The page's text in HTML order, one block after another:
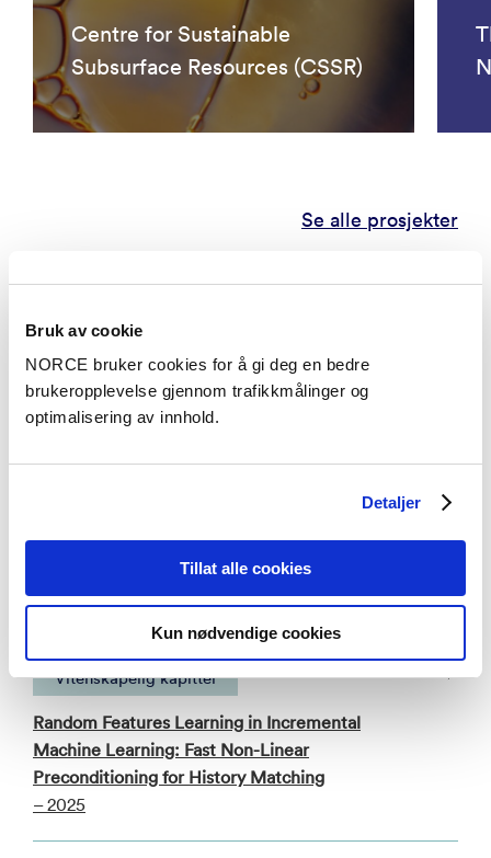
Bruk av cookie
NORCE bruker cookies for å gi deg en bedre
brukeropplevelse gjennom trafikkmålinger og
optimalisering av innhold.
Detaljer
Tillat alle cookies
Kun nødvendige cookies
Centre for Sustainable
Subsurface Resources (CSSR)
Se alle prosjekter
Publikasjoner
Kategorier
Predicting ultimate hydrogen production and
hydrogen storage in porous media using machine
– ESAIM: Proceedings and Surveys 2025
Vitenskapelig kapittel
Random Features Learning in Incremental
Machine Learning: Fast Non-Linear
Preconditioning for History Matching
– 2025